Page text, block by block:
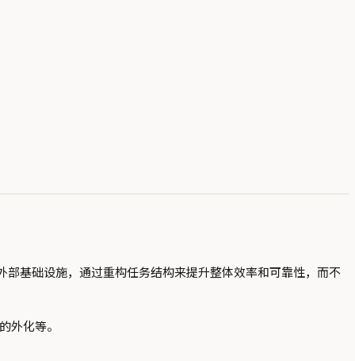
基础设施，通过重构任务结构来提升整体效率和可靠性，而不
外化等。